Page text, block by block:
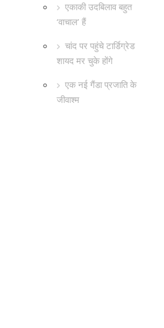
एकाकी उदबिलाव बहुत
‘वाचाल’ हैं
चांद पर पहुंचे टार्डिग्रेड
शायद मर चुके होंगे
एक नई गैंडा प्रजाति के
जीवाश्म